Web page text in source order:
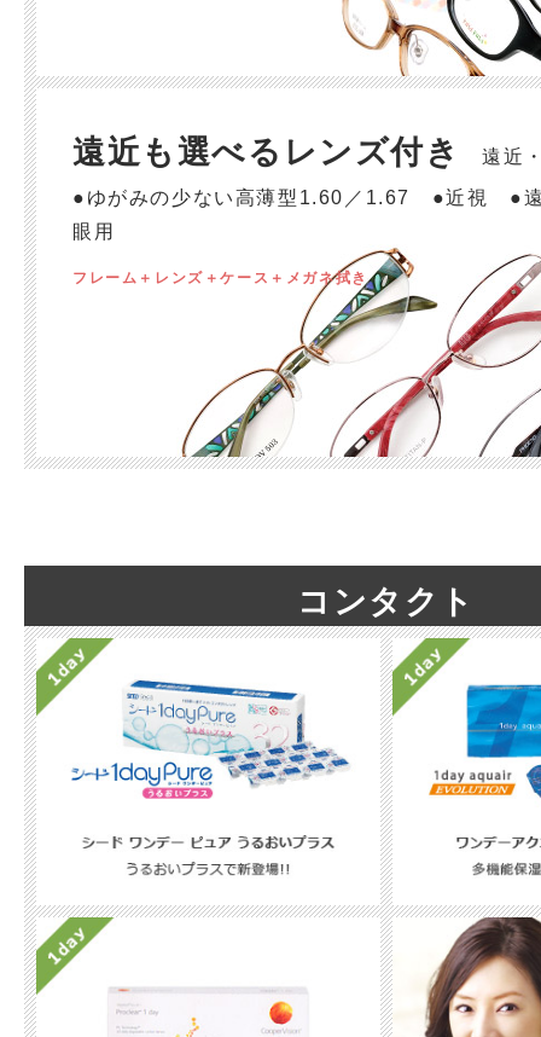
遠近も選べるレンズ付き
遠近
●ゆがみの少ない高薄型1.60／1.67 ●近視
眼用
フレーム＋レンズ＋ケース＋メガネ拭き
コンタクト